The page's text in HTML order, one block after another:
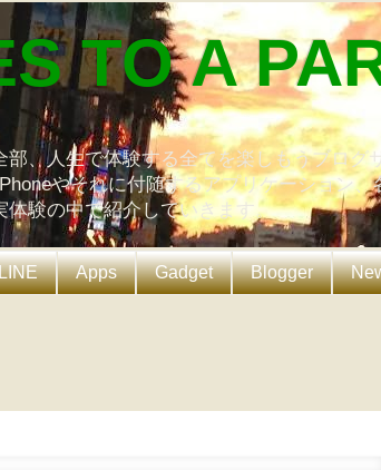
TO A
、人生で体験する全てを楽しもうブログ
やそれに付随するアプリケーション
験の中で紹介していきます。
Apps Gadget Blogger